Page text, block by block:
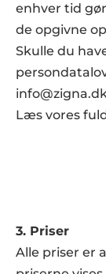
Careers
Docs
About
Events
enhver tid
de opgivne
Skulle du
Læs vores
3. Priser
Alle priser er